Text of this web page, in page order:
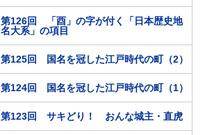
第126回 「酉」の字が付く「日本歴史地
名大系」の項目
第125回 国名を冠した江戸時代の町（2）
第124回 国名を冠した江戸時代の町（1）
第123回 サキどり！ おんな城主・直虎